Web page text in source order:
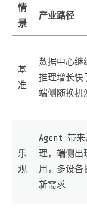
情
景
产业路径
基
准
数据中心继
推理增长快
端侧随换机
乐
观
Agent 带来
理，端侧出
用，多设备
新需求